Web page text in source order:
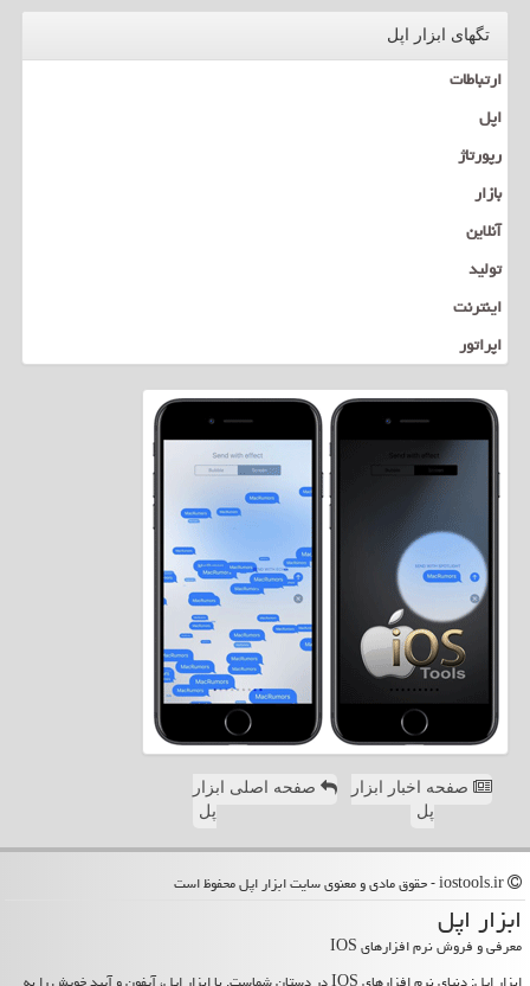
تگهای ابزار اپل
ارتباطات
اپل
رپورتاژ
بازار
آنلاین
تولید
اینترنت
اپراتور
صفحه اخبار ابزار
پل
صفحه اصلی ابزار
پل
ابزار اپل
معرفی و فروش نرم افزارهای IOS